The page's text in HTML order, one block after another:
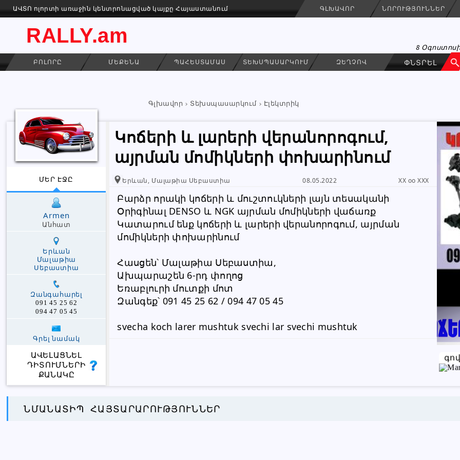
ԱՎՏՈ ոլորտի առաջին կենտրոնացված կայքը Հայաստանում ԳԼԽԱՎՈՐ ՆՈՐՈՒԹՅՈՒՆՆԵՐ
RALLY.am
8
ԲՈԼՈՐԸ ՄԵՔԵՆԱ ՊԱՀԵՍՏԱՄԱՍ ՏԵԽՍՊԱՍԱՐԿՈՒՄ ԶԵՂՉՈՎ
Գլխավոր Տեխսպասարկում Էլեկտրիկ
Կոճերի և լարերի վերանորոգում,
այրման մոմիկների փոխարինում
Երևան, Մալաթիա Սեբաստիա 08.05.2022 XX oo XXX
Բարձր որակի կոճերի և մուշտուկների լայն տեսականի
Օրիգինալ DENSO և NGK այրման մոմիկների վաճառք
Կատարում ենք կոճերի և լարերի վերանորոգում, այրման
մոմիկների փոխարինում
Հասցեն՝ Մալաթիա Սեբաստիա,
Ախպարաշեն 6-րդ փողոց
Եռաբլուրի մուտքի մոտ
Զանգեք՝ 091 45 25 62 / 094 47 05 45
svecha koch larer mushtuk svechi lar svechi mushtuk
ՄԵՐ ԷՋԸ
Armen
Անհատ
Երևան
Մալաթիա
Սեբաստիա
Զանգահարել
091 45 25 62
094 47 05 45
Գրել նամակ
ԱՎԵԼԱՑՆԵԼ
ԴԻՏՈՒՄՆԵՐԻ
ՔԱՆԱԿԸ
091 45 25 62
ԳՐԵԼ ՆԱՄԱԿ
ՆՄԱՆԱՏԻՊ ՀԱՅՏԱՐԱՐՈՒԹՅՈՒՆՆԵՐ